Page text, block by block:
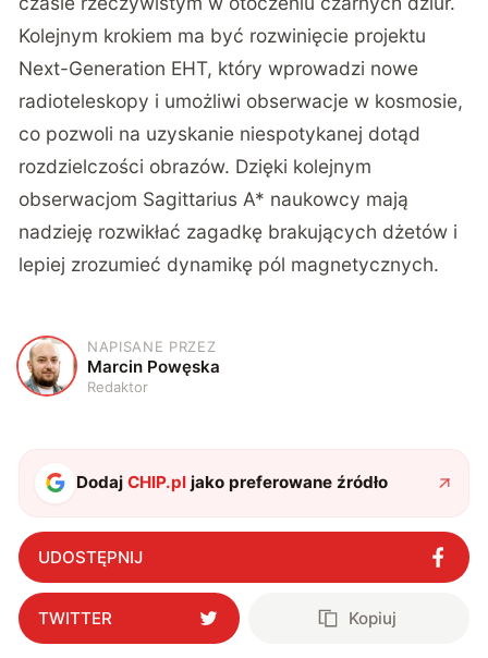
Kolejnym krokiem ma być rozwinięcie projektu
Next-Generation EHT, który wprowadzi nowe
radioteleskopy i umożliwi obserwacje w kosmosie,
co pozwoli na uzyskanie niespotykanej dotąd
rozdzielczości obrazów. Dzięki kolejnym
obserwacjom Sagittarius A* naukowcy mają
nadzieję rozwikłać zagadkę brakujących dżetów i
lepiej zrozumieć dynamikę pól magnetycznych.
M
NAPISANE PRZEZ
Marcin Powęska
Redaktor
DodajCHIP.pl jako preferowane źródło
UDOSTĘPNIJ
TWITTER Kopiuj